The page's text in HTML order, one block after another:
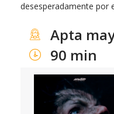
desesperadamente por
Apta
90 min